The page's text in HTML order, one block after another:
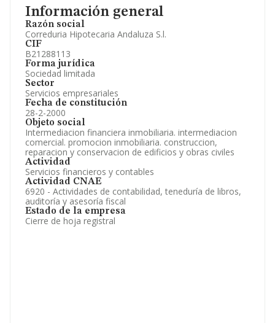
Información general
Razón social
Correduria Hipotecaria Andaluza S.l.
CIF
B21288113
Forma jurídica
Sociedad limitada
Sector
Servicios empresariales
Fecha de constitución
28-2-2000
Objeto social
Intermediacion financiera inmobiliaria. intermediacion
comercial. promocion inmobiliaria. construccion,
reparacion y conservacion de edificios y obras civiles
Actividad
Servicios financieros y contables
Actividad CNAE
6920 - Actividades de contabilidad, teneduría de libros,
auditoría y asesoría fiscal
Estado de la empresa
Cierre de hoja registral
Información oficial y registral complementaria.